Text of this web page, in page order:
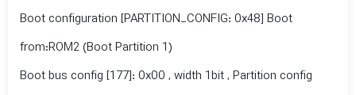
Boot configuration [PARTITION_CONFIG: 0x48] Boot
from:ROM2 (Boot Partition 1)
Boot bus config [177]: 0x00 , width 1bit , Partition config